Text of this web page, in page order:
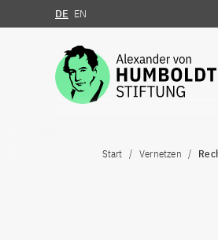
Zum Inhalt springen
DE EN
Start Vernetzen